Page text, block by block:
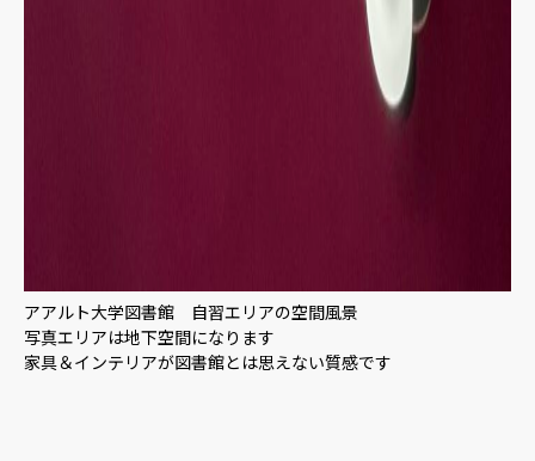
アアルト大学図書館 自習エリアの空間風景
写真エリアは地下空間になります
家具＆インテリアが図書館とは思えない質感です